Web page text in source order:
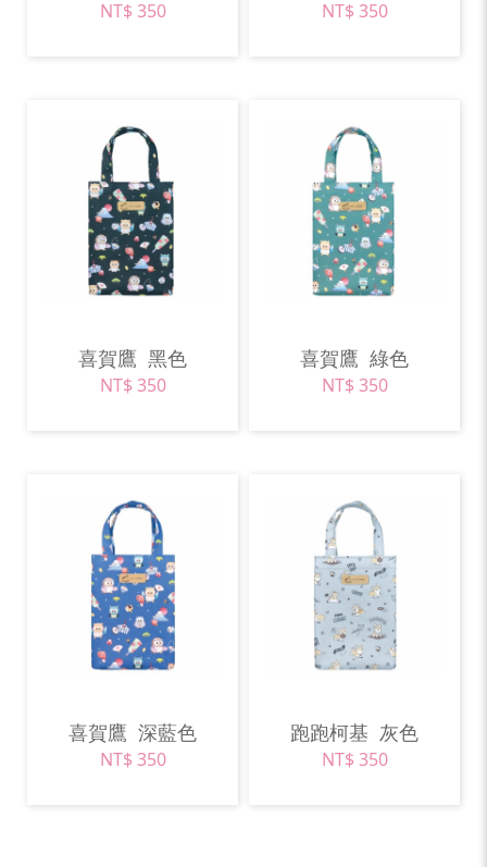
NT$ 350 NT$ 350
喜賀鷹 黑色
NT$ 350
喜賀鷹 綠色
NT$ 350
喜賀鷹 深藍色
NT$ 350
跑跑柯基 灰色
NT$ 350